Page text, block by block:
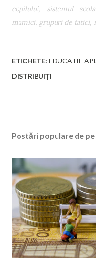
copilului, sistemul
mamici, grupuri de tatici,
ETICHETE: EDUCATIE
DISTRIBUIȚI
Postări populare de